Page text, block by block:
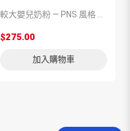
較大嬰兒奶粉 — PNS 風格 demo 占位商品，方便首頁與分類頁版位演示，上線前由業務替換為真實 SKU。
$275.00
加入購物車